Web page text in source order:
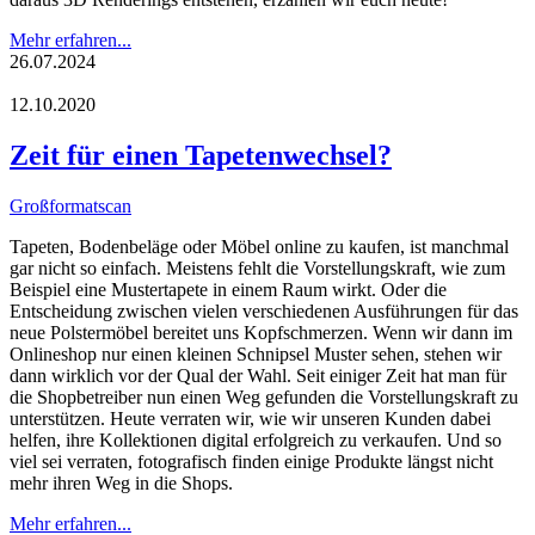
Mehr erfahren...
26.07.2024
12.10.2020
Zeit für einen Tapetenwechsel?
Großformatscan
Tapeten, Bodenbeläge oder Möbel online zu kaufen, ist manchmal
gar nicht so einfach. Meistens fehlt die Vorstellungskraft, wie zum
Beispiel eine Mustertapete in einem Raum wirkt. Oder die
Entscheidung zwischen vielen verschiedenen Ausführungen für das
neue Polstermöbel bereitet uns Kopfschmerzen. Wenn wir dann im
Onlineshop nur einen kleinen Schnipsel Muster sehen, stehen wir
dann wirklich vor der Qual der Wahl. Seit einiger Zeit hat man für
die Shopbetreiber nun einen Weg gefunden die Vorstellungskraft zu
unterstützen. Heute verraten wir, wie wir unseren Kunden dabei
helfen, ihre Kollektionen digital erfolgreich zu verkaufen. Und so
viel sei verraten, fotografisch finden einige Produkte längst nicht
mehr ihren Weg in die Shops.
Mehr erfahren...